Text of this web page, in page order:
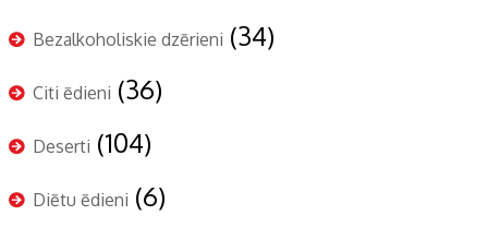
Bezalkoholiskie dzērieni (34)
Citi ēdieni (36)
Deserti (104)
Diētu ēdieni (6)